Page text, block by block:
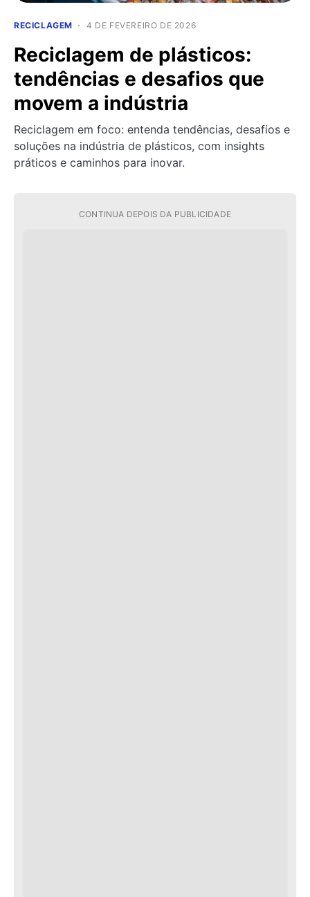
RECICLAGEM 4 DE FEVEREIRO DE 2026
Reciclagem de plásticos:
tendências e desafios que
movem a indústria
Reciclagem em foco: entenda tendências, desafios e
soluções na indústria de plásticos, com insights
práticos e caminhos para inovar.
CONTINUA DEPOIS DA PUBLICIDADE